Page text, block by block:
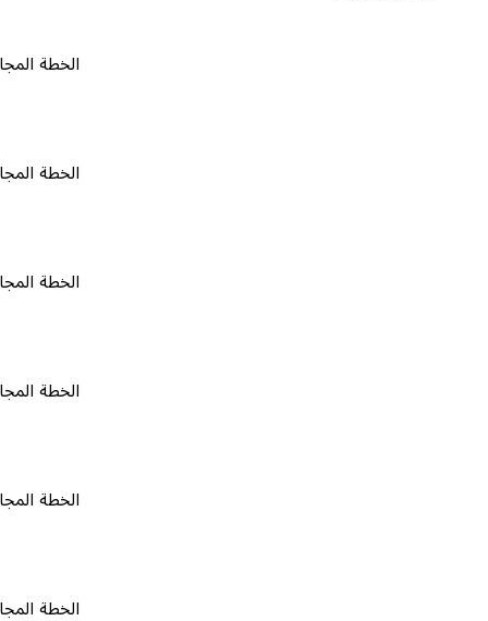
الخطة المجانية ٠
الخطة المجانية ٠
الخطة المجانية ٠
الخطة المجانية ٠
الخطة المجانية ٠
الخطة المجانية ٠